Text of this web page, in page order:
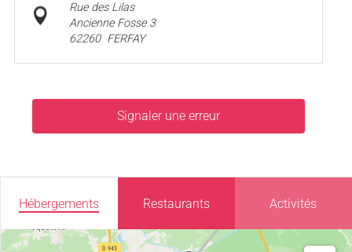
Rue des Lilas
Ancienne Fosse 3
62260 FERFAY
Signaler une erreur
Hébergements Restaurants Activités